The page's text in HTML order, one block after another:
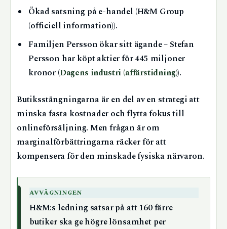
Ökad satsning på e-handel (H&M Group
(officiell information)).
Familjen Persson ökar sitt ägande – Stefan
Persson har köpt aktier för 445 miljoner
kronor (Dagens industri (affärstidning)).
Butiksstängningarna är en del av en strategi att
minska fasta kostnader och flytta fokus till
onlineförsäljning. Men frågan är om
marginalförbättringarna räcker för att
kompensera för den minskade fysiska närvaron.
AVVÄGNINGEN
H&M:s ledning satsar på att 160 färre
butiker ska ge högre lönsamhet per